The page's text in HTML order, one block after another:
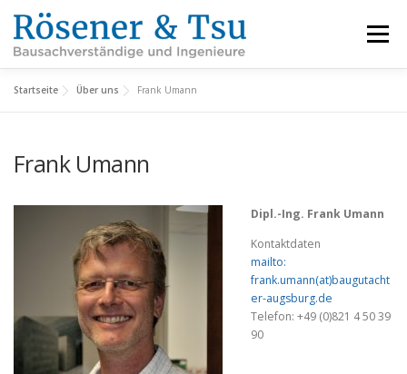
Inhalt
springen
Menü
INFORMATIONEN
KONTAKT
Startseite Über uns Frank Umann
Frank Umann
Dipl.-Ing. Frank Umann
Kontaktdaten
mailto:
frank.umann(at)baugutacht
er-augsburg.de
Telefon: +49 (0)821 4 50 39
90